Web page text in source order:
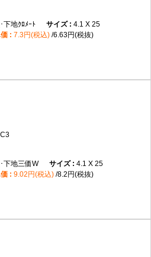
下地ｸﾛﾒｰﾄ
4.1 X 25
7.3円(税込) 6.63円(税抜)
下地三価W
4.1 X 25
9.02円(税込) 8.2円(税抜)